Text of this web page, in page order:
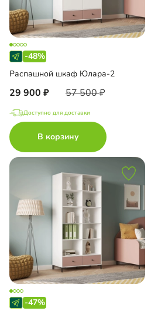
-48%
Распашной шкаф Юлара-2
29 900 57 500
Доступно для доставки
В корзину
-47%